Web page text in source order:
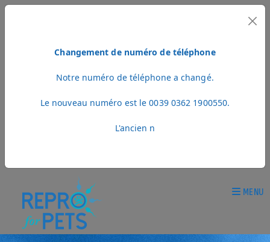
Changement de numéro de téléphone
Notre numéro de téléphone a changé.
Le nouveau numéro est le 0039 0362 1900550.
L'ancien n
MENU